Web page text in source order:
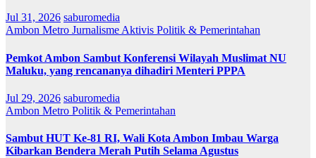
Jul 31, 2026 saburomedia
Ambon Metro Jurnalisme Aktivis Politik & Pemerintahan
Pemkot Ambon Sambut Konferensi Wilayah Muslimat NU
Maluku, yang rencananya dihadiri Menteri PPPA
Jul 29, 2026 saburomedia
Ambon Metro Politik & Pemerintahan
Sambut HUT Ke-81 RI, Wali Kota Ambon Imbau Warga
Kibarkan Bendera Merah Putih Selama Agustus